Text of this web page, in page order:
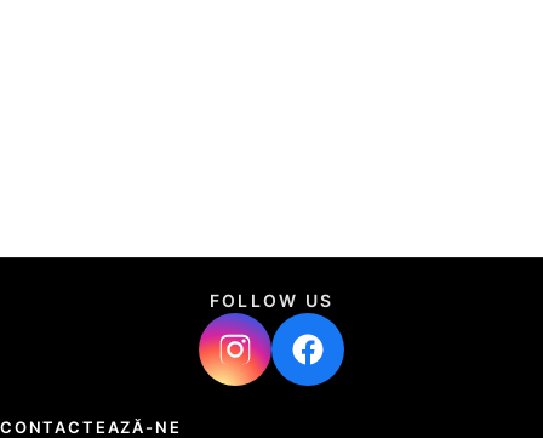
FOLLOW US
CONTACTEAZĂ-NE